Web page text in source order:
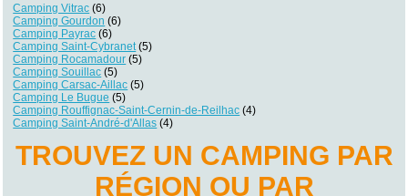
Camping Vitrac (6)
Camping Gourdon (6)
Camping Payrac (6)
Camping Saint-Cybranet(5)
Camping Rocamadour (5)
Camping Souillac (5)
Camping Carsac-Aillac (5)
Camping Le Bugue (5)
Camping Rouffignac-Saint-Cernin-de-Reilhac (4)
Camping Saint-André-d'Allas (4)
TROUVEZ UN CAMPING PAR
RÉGION OU PAR